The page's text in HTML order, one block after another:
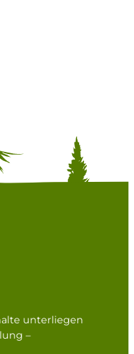
unterliegen
–